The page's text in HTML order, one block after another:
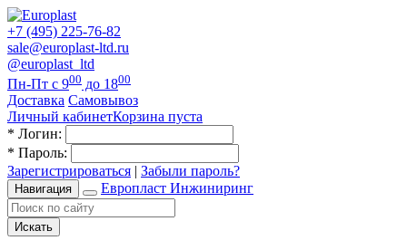
+7 (495) 225-76-82
sale@europlast-ltd.ru
@europlast_ltd
Пн-Пт с 900 до 1800
Доставка Самовывоз
Личный кабинетКорзина пуста
* Логин:
* Пароль:
Зарегистрироваться | Забыли пароль?
Навигация Европласт Инжиниринг
Искать